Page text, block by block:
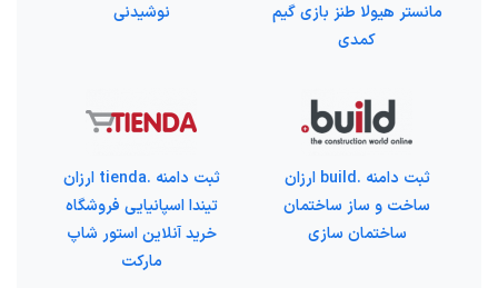
مانستر هیولا طنز بازی گیم
کمدی
نوشیدنی
ثبت دامنه .build ارزان
ساخت و ساز ساختمان
ساختمان سازی
ثبت دامنه .tienda ارزان
تیندا اسپانیایی فروشگاه
خرید آنلاین استور شاپ
مارکت